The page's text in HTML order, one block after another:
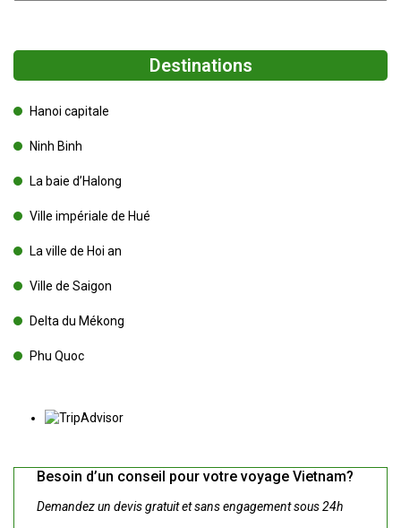
Destinations
Hanoi capitale
Ninh Binh
La baie d’Halong
Ville impériale de Hué
La ville de Hoi an
Ville de Saigon
Delta du Mékong
Phu Quoc
Besoin d’un conseil pour votre voyage Vietnam?
Demandez un devis gratuit et sans engagement sous 24h